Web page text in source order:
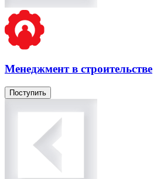
Менеджмент в строительстве
Поступить